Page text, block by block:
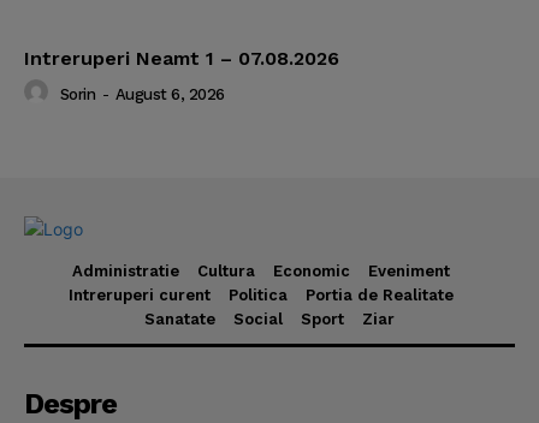
Intreruperi Neamt 1 – 07.08.2026
Sorin - August 6, 2026
Administratie Cultura Economic
Eveniment
Intreruperi curent
Politica
Portia de Realitate
Sanatate
Social Sport Ziar
Despre